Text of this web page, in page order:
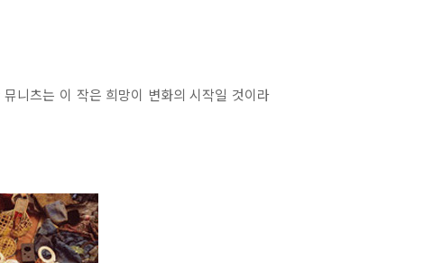
니츠는 이 작은 희망이 변화의 시작일 것이라